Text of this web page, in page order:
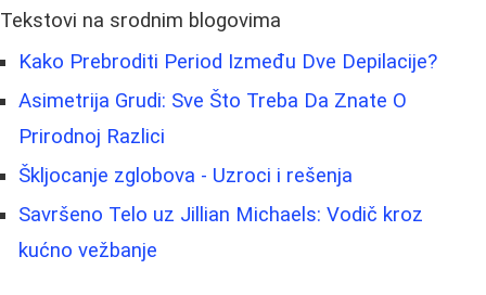
Tekstovi na srodnim blogovima
Kako Prebroditi Period Između Dve Depilacije?
Asimetrija Grudi: Sve Što Treba Da Znate O
Prirodnoj Razlici
Škljocanje zglobova - Uzroci i rešenja
Savršeno Telo uz Jillian Michaels: Vodič kroz
kućno vežbanje